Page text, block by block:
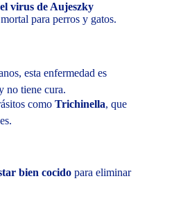
el virus de Aujeszky
para perros y gatos.
esta enfermedad es
no tiene cura.
como Trichinella, que
bien cocido para eliminar